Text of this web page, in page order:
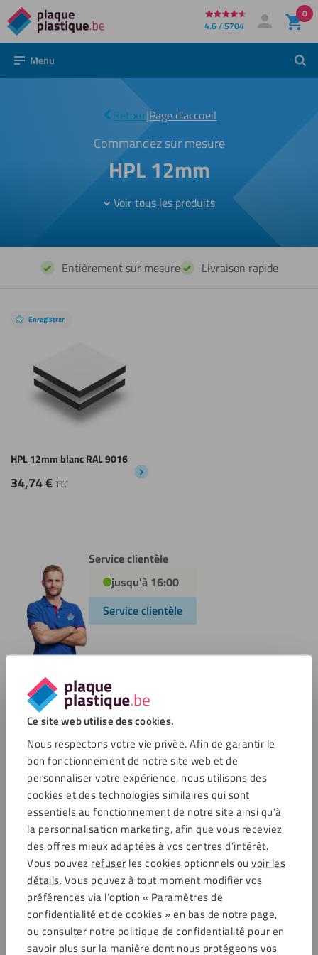
Ce site web utilise des cookies.
Nous respectons votre vie privée. Afin de garantir le
bon fonctionnement de notre site web et de
personnaliser votre expérience, nous utilisons des
cookies et des technologies similaires qui sont
essentiels au fonctionnement de notre site ainsi qu’à
la personnalisation marketing, afin que vous receviez
des offres mieux adaptées à vos centres d’intérêt.
Vous pouvez refuser les cookies optionnels ou voir les
détails. Vous pouvez à tout moment modifier vos
préférences via l’option « Paramètres de
confidentialité et de cookies » en bas de notre page,
ou consulter notre politique de confidentialité pour en
savoir plus sur la manière dont nous protégeons vos
Directement
au
contenu
4.6 / 5704 Mon compte
Se connecter
0
Menu
Retour|Page d'accueil
|12mm
HPL 12mm
Commandez sur mesure
Voir tous les produits
Entièrement sur mesure Livraison rapide
Enregistrer
HPL 12mm blanc RAL 9016
34,74€ TTC
Service clientèle
jusqu'à 16:00
Service clientèle
Options de paiement
Commentaires
4.6 / 5704 avis clients
Achats sécurisés
Service clientèle
Service clientèle
Frais de port
Foire aux questions (FAQ)
Compte client